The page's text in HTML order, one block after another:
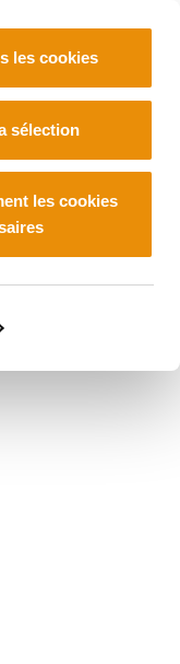
les cookies
sélection
les cookies